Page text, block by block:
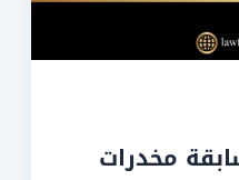
مخدرات